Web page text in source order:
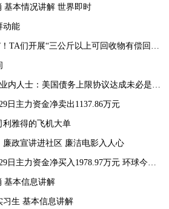
基本情况讲解 世界即时
动能
开展“三公斤以上可回收物有偿回收”宣传活动
人士：美国债务上限协议达成未必是“好消息”
日主力资金净卖出1137.86万元
利雅得的飞机大单
政宣讲进社区 廉洁电影入人心
主力资金净买入1978.97万元 环球今亮点
基本信息讲解
习生 基本信息讲解